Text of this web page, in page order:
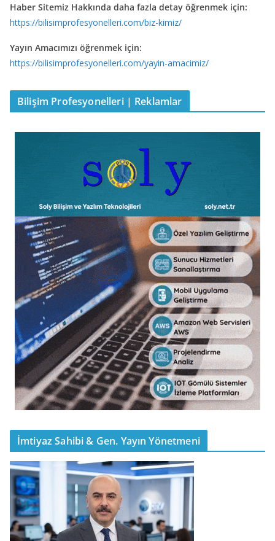
Haber Sitemiz Hakkında daha fazla detay öğrenmek için:
https://bilisimprofesyonelleri.com/biz-kimiz/
Yayın Amacımızı öğrenmek için:
https://bilisimprofesyonelleri.com/yayin-amacimiz/
Bilişim Profesyonelleri | Reklamlar
İmtiyaz Sahibi & Gen. Yayın Yönetmeni